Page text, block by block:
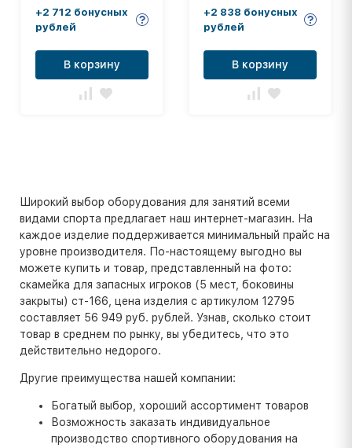
щитом СВС-97-1
+2 712 бонусных
рублей
В корзину
+2 838 бонусных
рублей
В корзину
Широкий выбор оборудования для занятий всеми
видами спорта предлагает наш интернет-магазин. На
каждое изделие поддерживается минимальный прайс на
уровне производителя. По-настоящему выгодно вы
можете купить и товар, представленный на фото:
скамейка для запасных игроков (5 мест, боковины
закрыты) ст-166, цена изделия с артикулом 12795
составляет 56 949 руб. рублей. Узнав, сколько стоит
товар в среднем по рынку, вы убедитесь, что это
действительно недорого.
Другие преимущества нашей компании:
Богатый выбор, хороший ассортимент товаров
Возможность заказать индивидуальное
производство спортивного оборудования на